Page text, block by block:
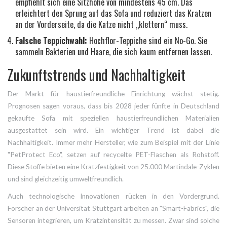
erleichtert den Sprung auf das Sofa und reduziert das Kratzen
an der Vorderseite, da die Katze nicht „klettern“ muss.
Falsche Teppichwahl: Hochflor-Teppiche sind ein No-Go. Sie
sammeln Bakterien und Haare, die sich kaum entfernen lassen.
Zukunftstrends und Nachhaltigkeit
Der Markt für haustierfreundliche Einrichtung wächst stetig.
Prognosen sagen voraus, dass bis 2028 jeder fünfte in Deutschland
gekaufte Sofa mit speziellen haustierfreundlichen Materialien
ausgestattet sein wird. Ein wichtiger Trend ist dabei die
Nachhaltigkeit. Immer mehr Hersteller, wie zum Beispiel mit der Linie
"PetProtect Eco", setzen auf recycelte PET-Flaschen als Rohstoff.
Diese Stoffe bieten eine Kratzfestigkeit von 25.000 Martindale-Zyklen
und sind gleichzeitig umweltfreundlich.
Auch technologische Innovationen rücken in den Vordergrund.
Forscher an der Universität Stuttgart arbeiten an "Smart-Fabrics", die
Sensoren integrieren, um Kratzintensität zu messen. Zwar sind solche